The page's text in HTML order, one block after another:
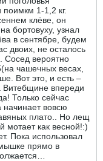
1-1,2 кг.
клёве, он
бортовуху, узнал
в сентябре, будем
двоих, не осталось
Сосед вероятно
чашечных весах,
Вот это, и есть –
Витебщине впереди
Только сейчас
начинает вовсю
плато.. Но лещ
мотает как весной!:)
Пока использовал
прямо в